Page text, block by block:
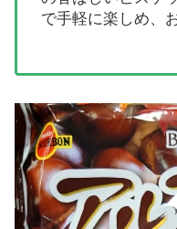
で手軽に楽しめ、